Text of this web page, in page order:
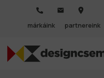
márkáink
partnereink